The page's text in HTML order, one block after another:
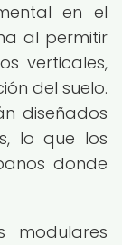
en el
al permitir
verticales,
del suelo.
diseñados
lo que los
donde
modulares